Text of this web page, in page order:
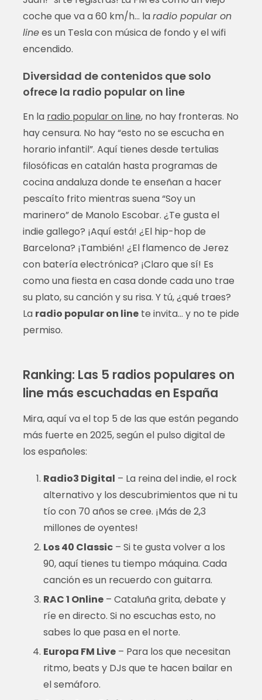
coche que va a 60 km/h… laradio popular on
linees un Tesla con música de fondo y el wifi
encendido.
Diversidad de contenidos que solo
ofrece la radio popular on line
En la radio popular on line, no hay fronteras. No
hay censura. No hay “esto no se escucha en
horario infantil”. Aquí tienes desde tertulias
filosóficas en catalán hasta programas de
cocina andaluza donde te enseñan a hacer
pescaíto frito mientras suena “Soy un
marinero” de Manolo Escobar. ¿Te gusta el
indie gallego? ¡Aquí está! ¿El hip-hop de
Barcelona? ¡También! ¿El flamenco de Jerez
con batería electrónica? ¡Claro que sí! Es
como una fiesta en casa donde cada uno trae
su plato, su canción y su risa. Y tú, ¿qué traes?
La radio popular on linete invita… y no te pide
permiso.
Ranking: Las 5 radios populares on
line más escuchadas en España
Mira, aquí va el top 5 de las que están pegando
más fuerte en 2025, según el pulso digital de
los españoles:
Radio3 Digital – La reina del indie, el rock
alternativo y los descubrimientos que ni tu
tío con 70 años se cree. ¡Más de 2,3
millones de oyentes!
Los 40 Classic– Si te gusta volver a los
90, aquí tienes tu tiempo máquina. Cada
canción es un recuerdo con guitarra.
RAC 1 Online– Cataluña grita, debate y
ríe en directo. Si no escuchas esto, no
sabes lo que pasa en el norte.
Europa FM Live– Para los que necesitan
ritmo, beats y DJs que te hacen bailar en
el semáforo.